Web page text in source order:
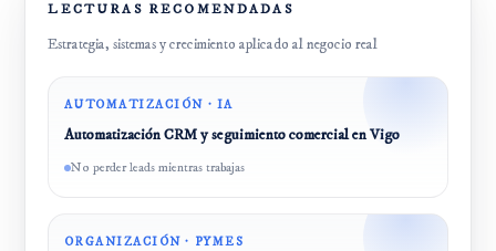
LECTURAS RECOMENDADAS
Estrategia, sistemas y crecimiento aplicado al negocio real
AUTOMATIZACIÓN · IA
Automatización CRM y seguimiento comercial en Vigo
No perder leads mientras trabajas
ORGANIZACIÓN · PYMES